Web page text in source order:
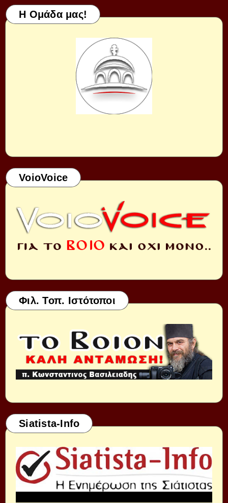
Η Ομάδα μας!
VoioVoice
Φιλ. Τοπ. Ιστότοποι
Siatista-Info